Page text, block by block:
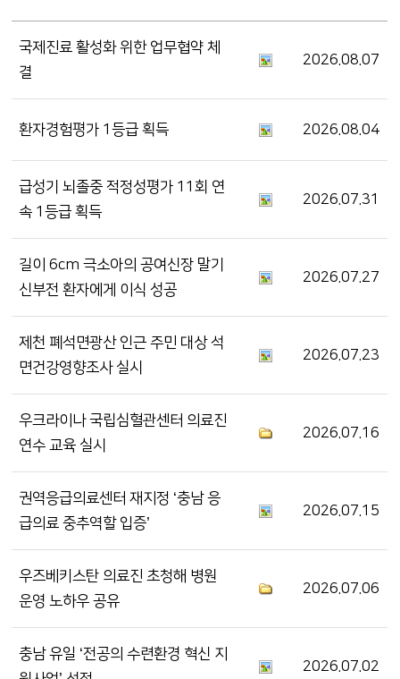
국제진료 활성화 위한 업무협약 체
결
2026.08.07
환자경험평가 1등급 획득 2026.08.04
급성기 뇌졸중 적정성평가 11회 연
속 1등급 획득
2026.07.31
길이 6cm 극소아의 공여신장 말기
신부전 환자에게 이식 성공
2026.07.27
제천 폐석면광산 인근 주민 대상 석
면건강영향조사 실시
2026.07.23
우크라이나 국립심혈관센터 의료진
연수 교육 실시
2026.07.16
권역응급의료센터 재지정 ‘충남 응
급의료 중추역할 입증’
2026.07.15
우즈베키스탄 의료진 초청해 병원
운영 노하우 공유
2026.07.06
충남 유일 ‘전공의 수련환경 혁신 지
2026.07.02